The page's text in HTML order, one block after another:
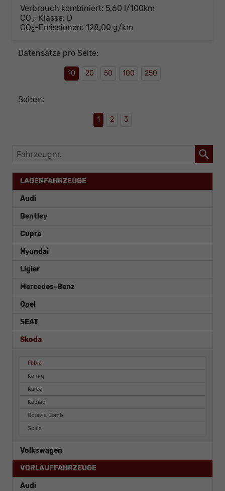
Verbrauch kombiniert: 5,60 l/100km
CO2-Klasse: D
CO2-Emissionen: 128,00 g/km
Datensätze pro Seite:
10 20 50 100 250
Seiten:
1 2 3
Fahrzeugnr.
LAGERFAHRZEUGE
Audi
Bentley
Cupra
Hyundai
Ligier
Mercedes-Benz
Opel
SEAT
Skoda
Fabia
Kamiq
Karoq
Kodiaq
Octavia Combi
Scala
Volkswagen
VORLAUFFAHRZEUGE
Audi